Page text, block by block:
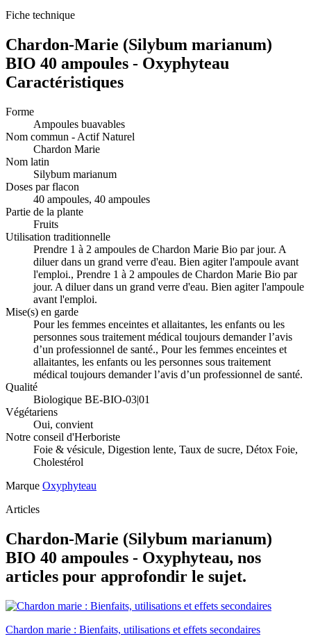
Fiche technique
Chardon-Marie (Silybum marianum)
BIO 40 ampoules - Oxyphyteau
Caractéristiques
Forme
Ampoules buavables
Nom commun - Actif Naturel
Chardon Marie
Nom latin
Silybum marianum
Doses par flacon
40 ampoules, 40 ampoules
Partie de la plante
Fruits
Utilisation traditionnelle
Prendre 1 à 2 ampoules de Chardon Marie Bio par jour. A
diluer dans un grand verre d'eau. Bien agiter l'ampoule avant
l'emploi., Prendre 1 à 2 ampoules de Chardon Marie Bio par
jour. A diluer dans un grand verre d'eau. Bien agiter l'ampoule
avant l'emploi.
Mise(s) en garde
Pour les femmes enceintes et allaitantes, les enfants ou les
personnes sous traitement médical toujours demander l’avis
d’un professionnel de santé., Pour les femmes enceintes et
allaitantes, les enfants ou les personnes sous traitement
médical toujours demander l’avis d’un professionnel de santé.
Qualité
Biologique BE-BIO-03|01
Végétariens
Oui, convient
Notre conseil d'Herboriste
Foie & vésicule, Digestion lente, Taux de sucre, Détox Foie,
Cholestérol
Marque Oxyphyteau
Articles
Chardon-Marie (Silybum marianum)
BIO 40 ampoules - Oxyphyteau, nos
articles pour approfondir le sujet.
Chardon marie : Bienfaits, utilisations et effets secondaires